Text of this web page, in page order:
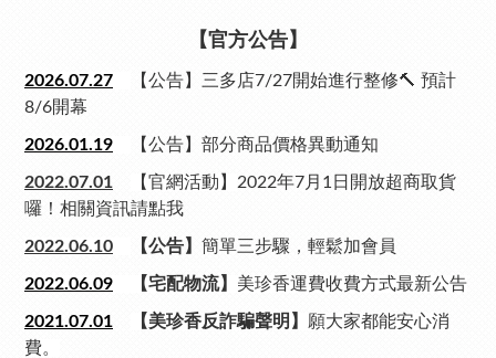
【官方公告】
2026.07.27
【公告】三多店7/27開始進行整修🔨 預計
8/6開幕
2026.01.19 【公告】部分商品價格異動通知
2022.07.01 【官網活動】 2022年7月1日開放超商取貨
囉！相關資訊請點我
2022.06.10 【公告】 簡單三步驟，輕鬆加會員
2022.06.09 【宅配物流】 美珍香運費收費方式最新公告
2021.07.01 【美珍香反詐騙聲明】 願大家都能安心消
費。